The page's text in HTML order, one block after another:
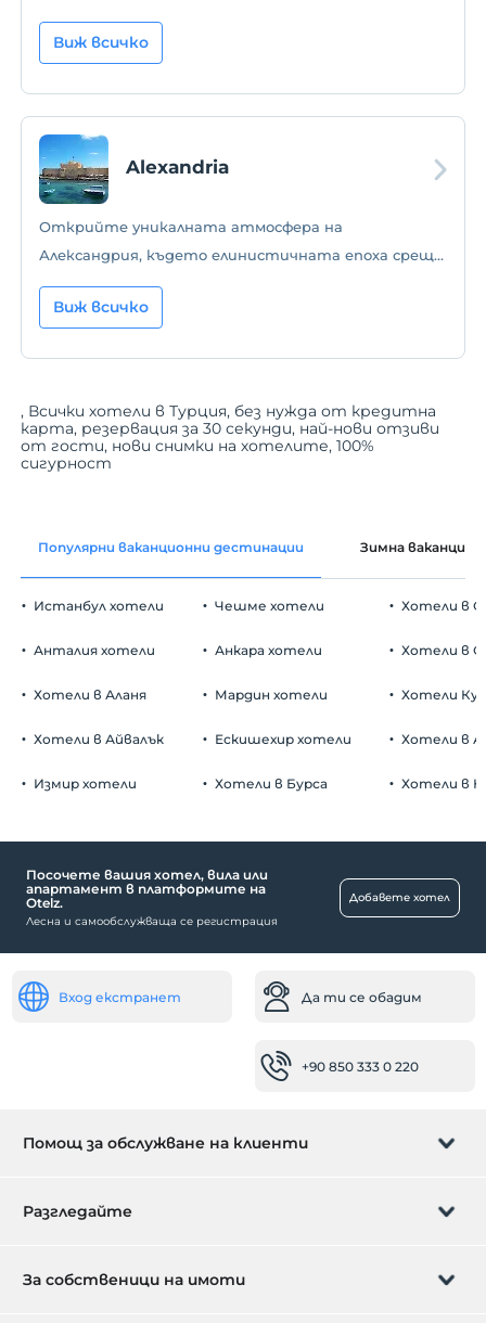
Виж всичко
Alexandria
Открийте уникалната атмосфера на
Александрия, където елинистичната епоха среща
модерния живот!
Виж всичко
, Всички хотели в Турция, без нужда от кредитна
карта, резервация за 30 секунди, най-нови отзиви
от гости, нови снимки на хотелите, 100%
сигурност
Популярни ваканционни дестинации Зимна ваканция
Истанбул хотели
Анталия хотели
Хотели в Аланя
Хотели в Айвалък
Измир хотели
Чешме хотели
Анкара хотели
Мардин хотели
Ескишехир хотели
Хотели в Бурса
Хотели в
Хотели в
Хотели
Хотели в
Хотели в
Посочете вашия хотел, вила или
апартамент в платформите на
Otelz.
Лесна и самообслужваща се регистрация
Добавете хотел
Вход екстранет Да ти се обадим
+90 850 333 0 220
Помощ за обслужване на клиенти
Управление на резервацията
Разгледайте
Карта за подарък
За собственици на имоти